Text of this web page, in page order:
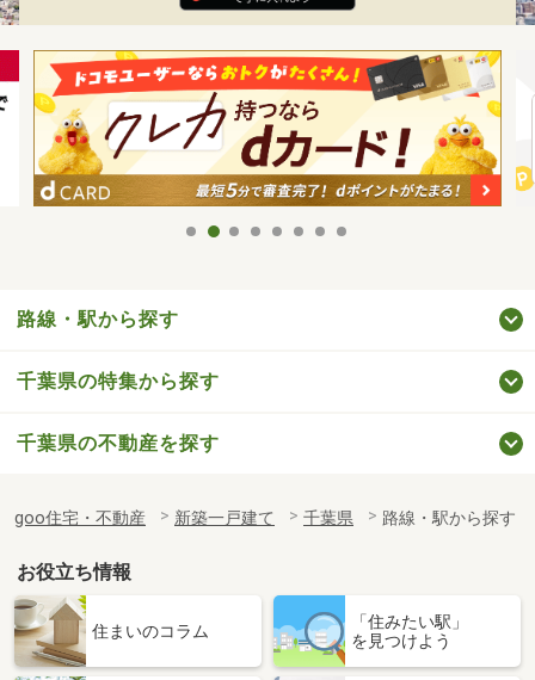
路線・駅から探す
千葉県の特集から探す
千葉県の不動産を探す
goo住宅・不動産 新築一戸建て 千葉県 路線・駅から探す
お役立ち情報
住まいのコラム
「住みたい駅」
を見つけよう